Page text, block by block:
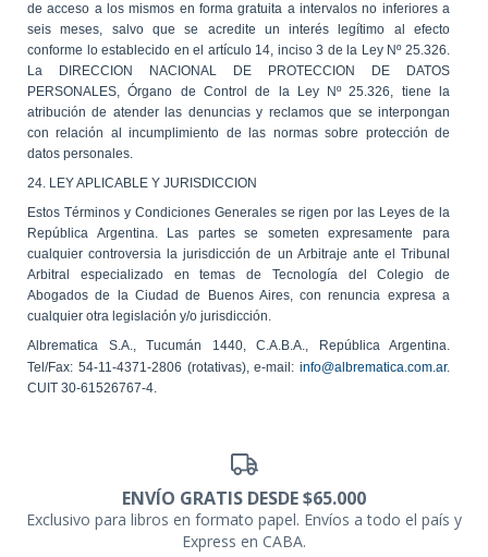
de acceso a los mismos en forma gratuita a intervalos no inferiores a
seis meses, salvo que se acredite un interés legítimo al efecto
conforme lo establecido en el artículo 14, inciso 3 de la Ley Nº 25.326.
La DIRECCION NACIONAL DE PROTECCION DE DATOS
PERSONALES, Órgano de Control de la Ley Nº 25.326, tiene la
atribución de atender las denuncias y reclamos que se interpongan
con relación al incumplimiento de las normas sobre protección de
datos personales.
24. LEY APLICABLE Y JURISDICCION
Estos Términos y Condiciones Generales se rigen por las Leyes de la
República Argentina. Las partes se someten expresamente para
cualquier controversia la jurisdicción de un Arbitraje ante el Tribunal
Arbitral especializado en temas de Tecnología del Colegio de
Abogados de la Ciudad de Buenos Aires, con renuncia expresa a
cualquier otra legislación y/o jurisdicción.
Albrematica S.A., Tucumán 1440, C.A.B.A., República Argentina.
Tel/Fax: 54-11-4371-2806 (rotativas), e-mail: info@albrematica.com.ar.
CUIT 30-61526767-4.
ENVÍO GRATIS DESDE $65.000
Exclusivo para libros en formato papel. Envíos a todo el país y
Express en CABA.